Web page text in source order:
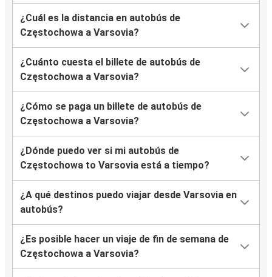
¿Cuál es la distancia en autobús de
Częstochowa a Varsovia?
¿Cuánto cuesta el billete de autobús de
Częstochowa a Varsovia?
¿Cómo se paga un billete de autobús de
Częstochowa a Varsovia?
¿Dónde puedo ver si mi autobús de
Częstochowa to Varsovia está a tiempo?
¿A qué destinos puedo viajar desde Varsovia en
autobús?
¿Es posible hacer un viaje de fin de semana de
Częstochowa a Varsovia?